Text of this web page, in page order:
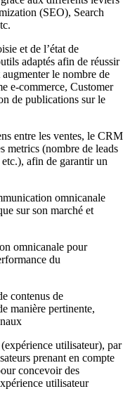
(SEO), Search
et de l’état de
adaptés afin de réussir
le nombre de
e-commerce, Customer
de publications sur le
entre les ventes, le CRM
metrics (nombre de leads
etc.), afin de garantir un
omnicanale
sur son marché et
omnicanale pour
du
contenus de
manière pertinente,
utilisateur), par
prenant en compte
concevoir des
utilisateur